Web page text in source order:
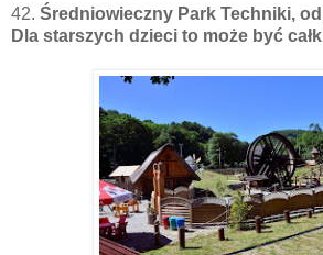
42. Średniowieczny Park Techniki,
Dla starszych dzieci to może być